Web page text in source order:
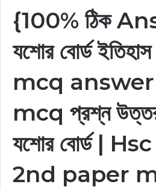
{100% ঠিক
যশোর বোর্ড
mcq answer |
mcq প্রশ্ন
যশোর বোর্ড |
2nd paper